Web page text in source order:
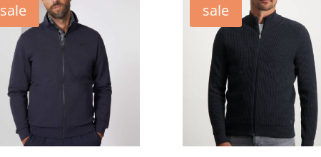
sale sale